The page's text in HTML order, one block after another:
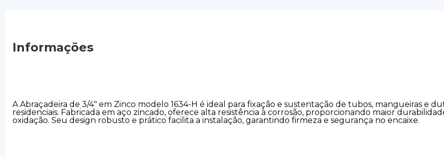
Informações
A Abraçadeira de 3/4" em Zinco modelo 1634-H é ideal para fixação e sustentação de tubos, mangueiras e
residenciais. Fabricada em aço zincado, oferece alta resistência à corrosão, proporcionando maior
oxidação. Seu design robusto e prático facilita a instalação, garantindo firmeza e segurança no encaixe.